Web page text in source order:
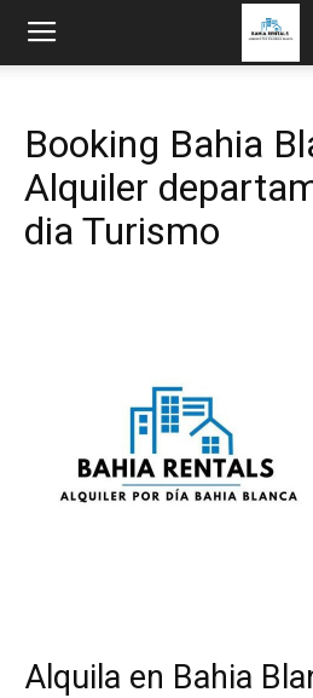
Booking Bahia
Alquiler
dia Turismo
Alquila en Bahia